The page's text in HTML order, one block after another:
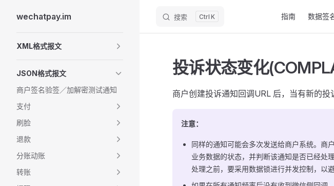
Skip to content
wechatpay.im 搜索 K 指南 数据签
XML格式报文
JSON格式报文
商户签名验签／加解密测试通知
支付
刷脸
退款
分账动账
转账
投诉状态变化
商户创建投诉通知回调URL 后，当有新的
注意：
同样的通知可能会多次发送给商户系统。商
业务数据的状态，并判断该通知是否已经处
处理之前，要采用数据锁进行并发控制，以